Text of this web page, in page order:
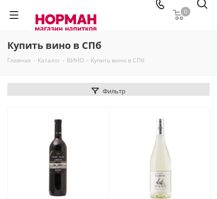
0
Купить вино в СПб
Главная - Каталог - ВИНО - Купить вино в СПб
Фильтр